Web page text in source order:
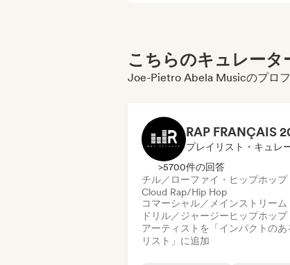
こちらのキュレー
Joe-Pietro Abela Musicのプロ
プレイリスト・キュレ
>5700件の回答
チル／ローファイ・ヒップホップ
Cloud Rap/Hip Hop
コマーシャル／メインストリーム
ドリル／ジャージーヒップホップ
アーティストを「インパクトのあ
リスト」に追加